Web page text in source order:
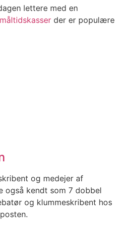
lettere med en
måltidskasser der er populære
og medejer af
også kendt som 7 dobbel
og klummeskribent hos